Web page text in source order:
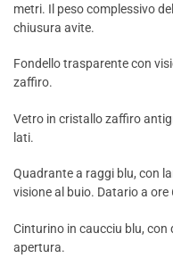
metri. Il peso complessivo
chiusura avite.
Fondello trasparente con
zaffiro.
Vetro in cristallo zaffiro
lati.
Quadrante a raggi blu, con
visione al buio. Datario a ore
Cinturino in caucciu blu,
apertura.